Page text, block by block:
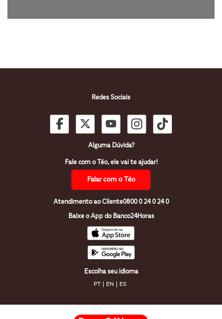
Redes Sociais
Alguma Dúvida?
Fale com o Téo, ele vai te ajudar!
Falar com o Téo
Atendimento ao Cliente0800 0 24 0 24 0
Baixe o App do Banco24Horas
Escolha seu idioma
PT EN ES